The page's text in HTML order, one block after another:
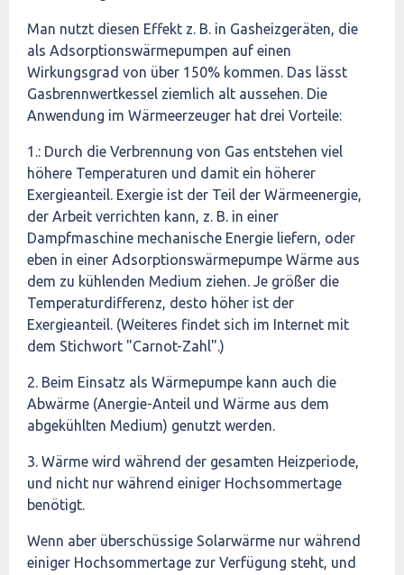
Man nutzt diesen Effekt z. B. in Gasheizgeräten, die
als Adsorptionswärmepumpen auf einen
Wirkungsgrad von über 150% kommen. Das lässt
Gasbrennwertkessel ziemlich alt aussehen. Die
Anwendung im Wärmeerzeuger hat drei Vorteile:
1.: Durch die Verbrennung von Gas entstehen viel
höhere Temperaturen und damit ein höherer
Exergieanteil. Exergie ist der Teil der Wärmeenergie,
der Arbeit verrichten kann, z. B. in einer
Dampfmaschine mechanische Energie liefern, oder
eben in einer Adsorptionswärmepumpe Wärme aus
dem zu kühlenden Medium ziehen. Je größer die
Temperaturdifferenz, desto höher ist der
Exergieanteil. (Weiteres findet sich im Internet mit
dem Stichwort "Carnot-Zahl".)
2. Beim Einsatz als Wärmepumpe kann auch die
Abwärme (Anergie-Anteil und Wärme aus dem
abgekühlten Medium) genutzt werden.
3. Wärme wird während der gesamten Heizperiode,
und nicht nur während einiger Hochsommertage
benötigt.
Wenn aber überschüssige Solarwärme nur während
einiger Hochsommertage zur Verfügung steht, und